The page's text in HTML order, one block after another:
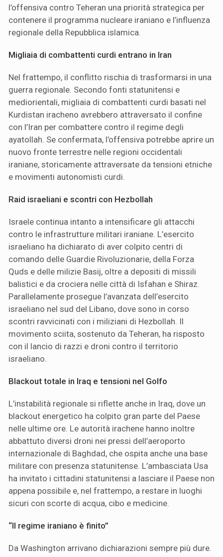
l’offensiva contro Teheran una priorità strategica per
contenere il programma nucleare iraniano e l’influenza
regionale della Repubblica islamica.
Migliaia di combattenti curdi entrano in Iran
Nel frattempo, il conflitto rischia di trasformarsi in una
guerra regionale. Secondo fonti statunitensi e
mediorientali, migliaia di combattenti curdi basati nel
Kurdistan iracheno avrebbero attraversato il confine
con l’Iran per combattere contro il regime degli
ayatollah. Se confermata, l’offensiva potrebbe aprire un
nuovo fronte terrestre nelle regioni occidentali
iraniane, storicamente attraversate da tensioni etniche
e movimenti autonomisti curdi.
Raid israeliani e scontri con Hezbollah
Israele continua intanto a intensificare gli attacchi
contro le infrastrutture militari iraniane. L’esercito
israeliano ha dichiarato di aver colpito centri di
comando delle Guardie Rivoluzionarie, della Forza
Quds e delle milizie Basij, oltre a depositi di missili
balistici e da crociera nelle città di Isfahan e Shiraz.
Parallelamente prosegue l’avanzata dell’esercito
israeliano nel sud del Libano, dove sono in corso
scontri ravvicinati con i miliziani di Hezbollah. Il
movimento sciita, sostenuto da Teheran, ha risposto
con il lancio di razzi e droni contro il territorio
israeliano.
Blackout totale in Iraq e tensioni nel Golfo
L’instabilità regionale si riflette anche in Iraq, dove un
blackout energetico ha colpito gran parte del Paese
nelle ultime ore. Le autorità irachene hanno inoltre
abbattuto diversi droni nei pressi dell’aeroporto
internazionale di Baghdad, che ospita anche una base
militare con presenza statunitense. L’ambasciata Usa
ha invitato i cittadini statunitensi a lasciare il Paese non
appena possibile e, nel frattempo, a restare in luoghi
sicuri con scorte di acqua, cibo e medicine.
“Il regime iraniano è finito”
Da Washington arrivano dichiarazioni sempre più dure.